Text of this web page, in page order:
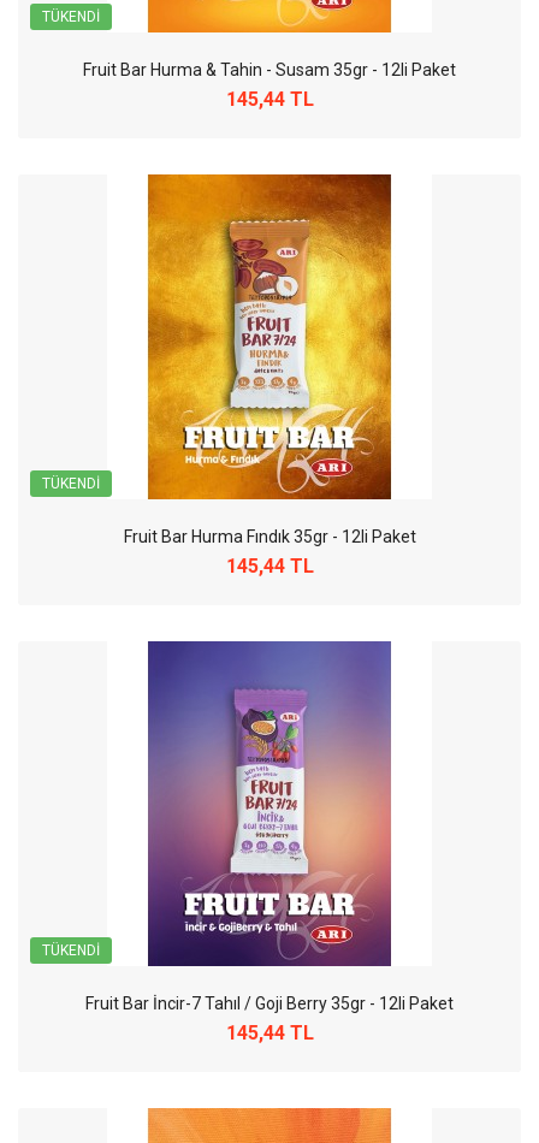
TÜKENDI
Fruit Bar Hurma & Tahin - Susam 35gr - 12li Paket
145,44 TL
TÜKENDI
Fruit Bar Hurma Fındık 35gr - 12li Paket
145,44 TL
TÜKENDI
Fruit Bar İncir-7 Tahıl / Goji Berry 35gr - 12li Paket
145,44 TL